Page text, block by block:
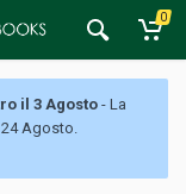
0
il 3 Agosto - La
Agosto.